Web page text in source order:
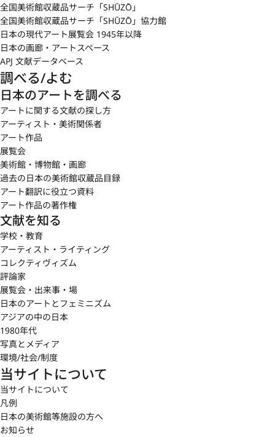
全国美術館収蔵品サーチ「SHŪZŌ」
全国美術館収蔵品サーチ「SHŪZŌ」協力館
日本の現代アート展覧会 1945年以降
日本の画廊・アートスペース
APJ 文献データベース
調べる/よむ
日本のアートを調べる
アートに関する文献の探し方
アーティスト・美術関係者
アート作品
展覧会
美術館・博物館・画廊
過去の日本の美術館収蔵品目録
アート翻訳に役立つ資料
アート作品の著作権
文献を知る
学校・教育
アーティスト・ライティング
コレクティヴィズム
評論家
展覧会・出来事・場
日本のアートとフェミニズム
アジアの中の日本
1980年代
写真とメディア
環境/社会/制度
当サイトについて
当サイトについて
凡例
日本の美術館等施設の方へ
お知らせ